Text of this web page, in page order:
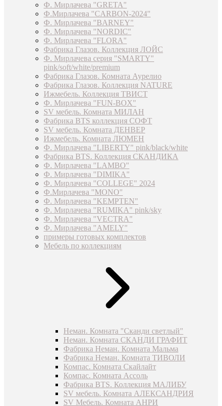
Ф. Мирлачева "GRETA"
Ф.Мирлачева "CARBON-2024"
Ф. Мирлачева "BARNEY"
Ф. Мирлачева "NORDIC"
Ф. Мирлачева "FLORA"
Фабрика Глазов. Коллекция ЛОЙС
Ф. Мирлачева серия "SMARTY"
pink/soft/white/premium
Фабрика Глазов. Комната Аурелио
Фабрика Глазов. Коллекция NATURE
Ижмебель. Коллекция ТВИСТ
Ф. Мирлачева "FUN-BOX"
SV мебель. Комната МИЛАН
Фабрика BTS коллекция СОФТ
SV мебель. Комната ДЕНВЕР
Ижмебель. Комната ЛЮМЕН
Ф. Мирлачева "LIBERTY" pink/black/white
Фабрика BTS. Коллекция СКАНДИКА
Ф. Мирлачева "LAMBO"
Ф. Мирлачева "DIMIKA"
Ф. Мирлачева "COLLEGE" 2024
Ф.Мирлачева "MONO"
Ф. Мирлачева "KEMPTEN"
Ф. Мирлачева "RUMIKA" pink/sky
Ф. Мирлачева "VECTRA"
Ф. Мирлачева "AMELY"
примеры готовых комплектов
Мебель по коллекциям
Неман. Комната "Сканди светлый"
Неман. Комната СКАНДИ ГРАФИТ
Фабрика Неман. Комната Мальма
Фабрика Неман. Комната ТИВОЛИ
Компас. Комната Скайлайт
Компас. Комната Ассоль
Фабрика BTS. Коллекция МАЛИБУ
SV мебель. Комната АЛЕКСАНДРИЯ
SV Мебель. Комната АНРИ